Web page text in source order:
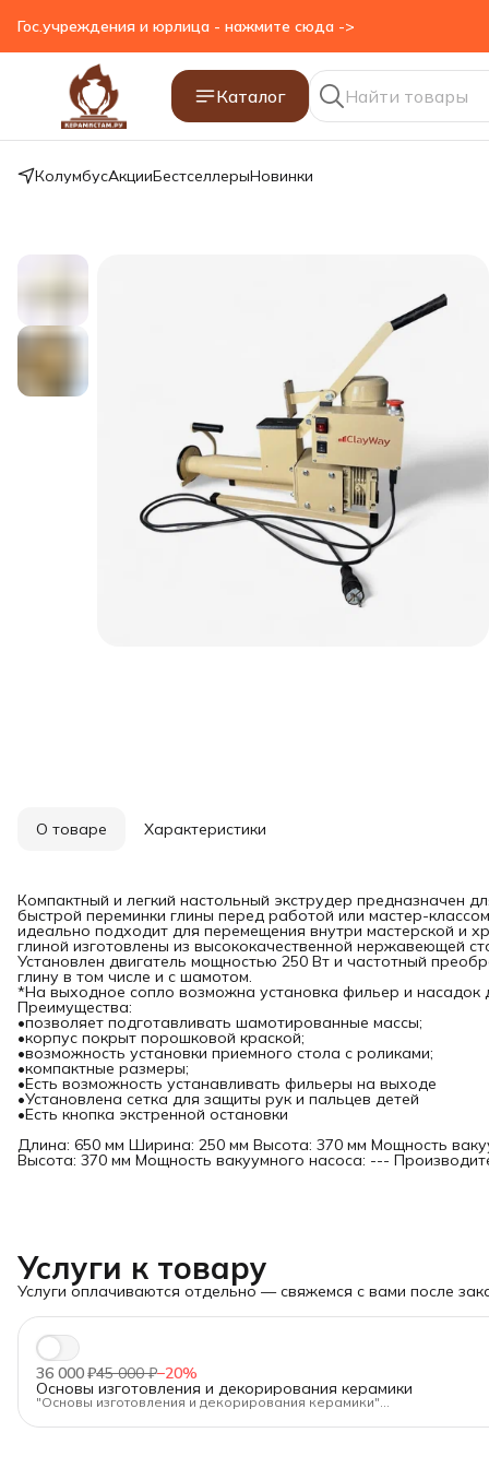
Гос.учреждения и юрлица - нажмите сюда ->
Каталог
КолумбусАкцииБестселлерыНовинки
О товаре Характеристики
Компактный и легкий настольный экструдер предназначен
быстрой переминки глины перед работой или мастер-
идеально подходит для перемещения внутри мастерской и
глиной изготовлены из высококачественной нержавеющей
Установлен двигатель мощностью 250 Вт и частотный
глину в том числе и с шамотом.
*На выходное сопло возможна установка фильер и насадок
Преимущества:
•позволяет подготавливать шамотированные массы;
•корпус покрыт порошковой краской;
•возможность установки приемного стола с роликами;
•компактные размеры;
•Есть возможность устанавливать фильеры на выходе
•Установлена сетка для защиты рук и пальцев детей
•Есть кнопка экстренной остановки
Длина: 650 мм Ширина: 250 мм Высота: 370 мм Мощность
Высота: 370 мм Мощность вакуумного насоса: ---
Услуги к товару
Услуги оплачиваются отдельно — свяжемся с вами после
36 000 ₽45 000 ₽−20%
Основы изготовления и декорирования керамики
"Основы изготовления и декорирования керамики"
Формат:очно в Санкт-Петербурге, днём или вечером